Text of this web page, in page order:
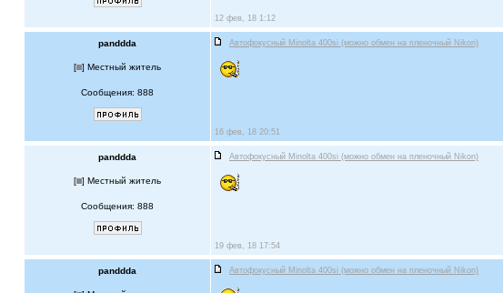
12 фев, 18 1:12
panddda Автофокусный Minolta 400si (можно обмен на пленочный Nikon)
[ ] Местный житель
Сообщения: 888
16 фев, 18 20:51
panddda Автофокусный Minolta 400si (можно обмен на пленочный Nikon)
[ ] Местный житель
Сообщения: 888
19 фев, 18 17:54
panddda Автофокусный Minolta 400si (можно обмен на пленочный Nikon)